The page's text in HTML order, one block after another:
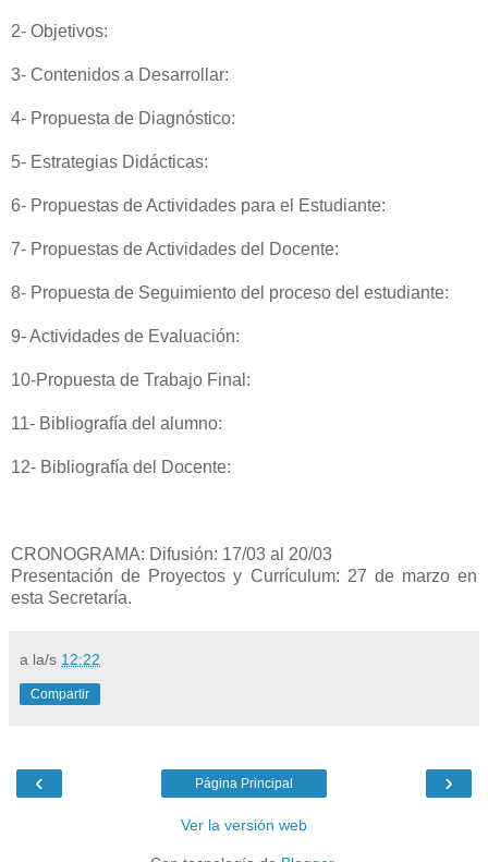
2- Objetivos:
3- Contenidos a Desarrollar:
4- Propuesta de Diagnóstico:
5- Estrategias Didácticas:
6- Propuestas de Actividades para el Estudiante:
7- Propuestas de Actividades del Docente:
8- Propuesta de Seguimiento del proceso del estudiante:
9- Actividades de Evaluación:
10-Propuesta de Trabajo Final:
11- Bibliografía del alumno:
12- Bibliografía del Docente:
CRONOGRAMA: Difusión: 17/03 al 20/03
Presentación de Proyectos y Currículum: 27 de marzo en
esta Secretaría.
a la/s 12:22
Compartir
‹ ›
Página Principal
Ver la versión web